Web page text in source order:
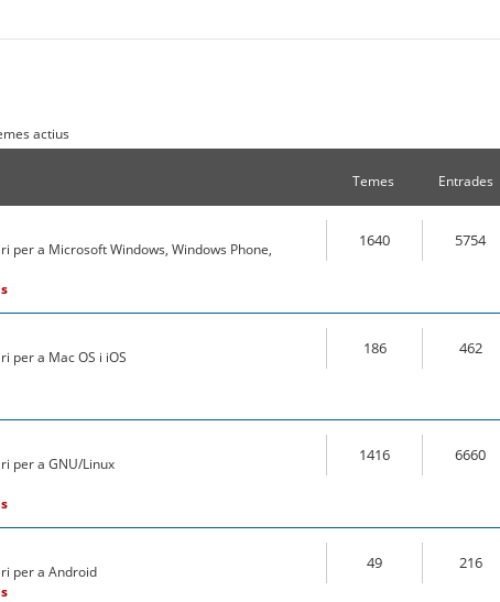
actius
Temes Entrades
per a Microsoft Windows, Windows Phone,
1640 5754
per a Mac OS i iOS
186 462
per a GNU/Linux
1416 6660
per a Android
49 216